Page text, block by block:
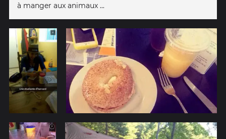
à manger aux animaux ...